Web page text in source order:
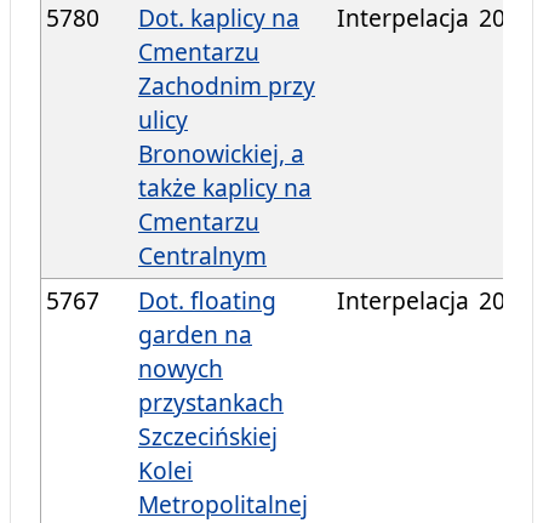
5780
Dot. kaplicy na
Cmentarzu
Zachodnim przy
ulicy
Bronowickiej, a
także kaplicy na
Cmentarzu
Centralnym
Interpelacja
5767
Dot. floating
garden na
nowych
przystankach
Szczecińskiej
Kolei
Metropolitalnej
Interpelacja